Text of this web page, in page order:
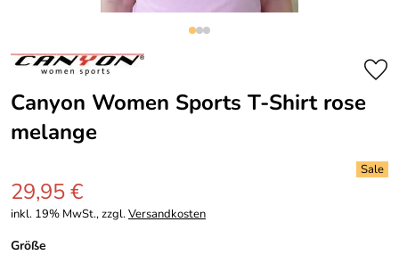
Canyon Women Sports T-Shirt rose
melange
29,95 €
inkl. 19% MwSt., zzgl.Versandkosten
Größe